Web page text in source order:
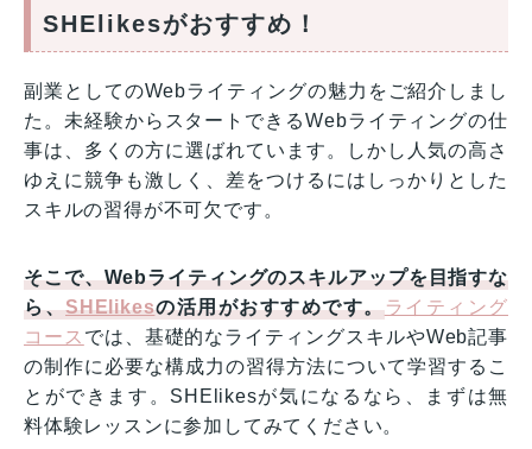
SHElikesがおすすめ！
副業としてのWebライティングの魅力をご紹介しまし
た。未経験からスタートできるWebライティングの仕
事は、多くの方に選ばれています。しかし人気の高さ
ゆえに競争も激しく、差をつけるにはしっかりとした
スキルの習得が不可欠です。
そこで、Webライティングのスキルアップを目指すな
ら、SHElikesの活用がおすすめです。ライティング
コース では、基礎的なライティングスキルやWeb記事
の制作に必要な構成力の習得方法について学習するこ
とができます。SHElikesが気になるなら、まずは無
料体験レッスンに参加してみてください。